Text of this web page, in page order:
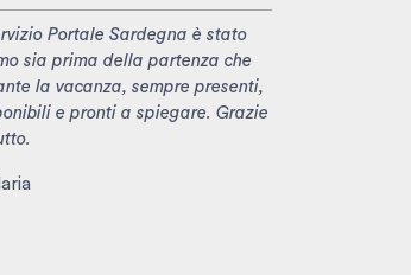
Portale Sardegna è stato
sia prima della partenza che
la vacanza, sempre presenti,
e pronti a spiegare. Grazie